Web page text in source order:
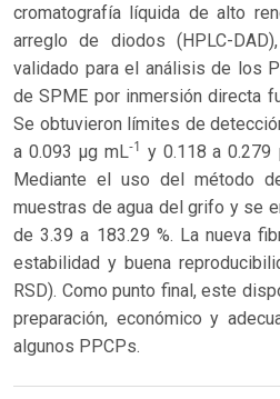
cromatografía líquida de alto
arreglo de diodos (HPLC-
validado para el análisis de los
de SPME por inmersión directa
Se obtuvieron límites de
a 0.093 μg mL-1 y 0.118 a 0.279
Mediante el uso del método
muestras de agua del grifo y se
de 3.39 a 183.29 %. La nueva
estabilidad y buena
RSD). Como punto final, este
preparación, económico y
algunos PPCPs.